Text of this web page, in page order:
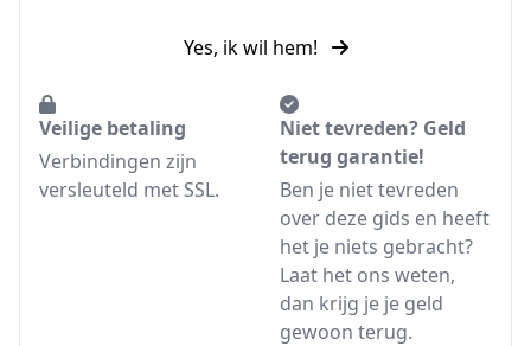
Yes, ik wil hem!
Veilige betaling
Verbindingen zijn
versleuteld met SSL.
Niet tevreden? Geld
terug garantie!
Ben je niet tevreden
over deze gids en heeft
het je niets gebracht?
Laat het ons weten,
dan krijg je je geld
gewoon terug.